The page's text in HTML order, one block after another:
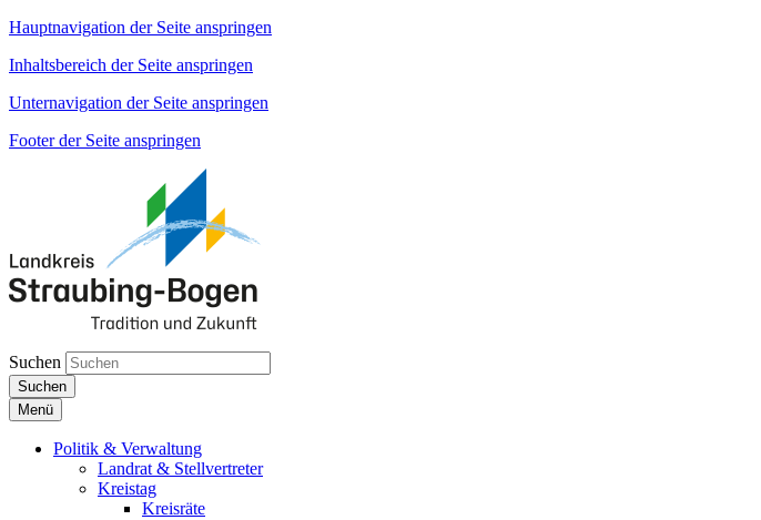
Hauptnavigation der Seite anspringen
Inhaltsbereich der Seite anspringen
Unternavigation der Seite anspringen
Footer der Seite anspringen
Suchen
Suchen
Menü
Politik & Verwaltung
Landrat & Stellvertreter
Kreistag
Kreisräte